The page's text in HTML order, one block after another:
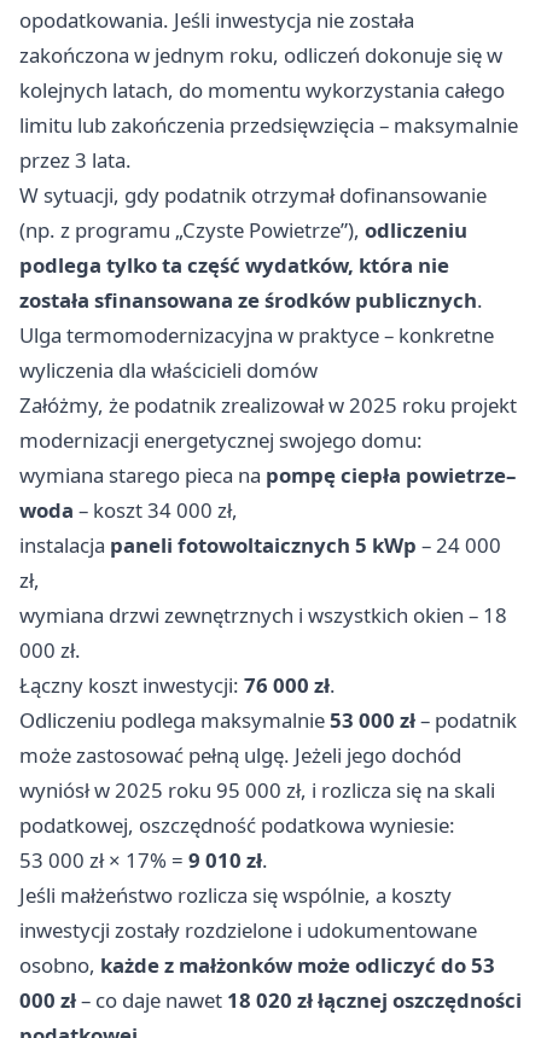
opodatkowania. Jeśli inwestycja nie została
zakończona w jednym roku, odliczeń dokonuje się w
kolejnych latach, do momentu wykorzystania całego
limitu lub zakończenia przedsięwzięcia – maksymalnie
przez 3 lata.
W sytuacji, gdy podatnik otrzymał dofinansowanie
(np. z programu „Czyste Powietrze”), odliczeniu
podlega tylko ta część wydatków, która nie
została sfinansowana ze środków publicznych.
Ulga termomodernizacyjna w praktyce – konkretne
wyliczenia dla właścicieli domów
Załóżmy, że podatnik zrealizował w 2025 roku projekt
modernizacji energetycznej swojego domu:
wymiana starego pieca na pompę ciepła powietrze–
woda – koszt 34 000 zł,
instalacja paneli fotowoltaicznych 5 kWp – 24 000
zł,
wymiana drzwi zewnętrznych i wszystkich okien – 18
000 zł.
Łączny koszt inwestycji: 76 000 zł.
Odliczeniu podlega maksymalnie53 000 zł– podatnik
może zastosować pełną ulgę. Jeżeli jego dochód
wyniósł w 2025 roku 95 000 zł, i rozlicza się na skali
podatkowej, oszczędność podatkowa wyniesie:
53 000 zł × 17% = 9 010 zł.
Jeśli małżeństwo rozlicza się wspólnie, a koszty
inwestycji zostały rozdzielone i udokumentowane
osobno, każde z małżonków może odliczyć do 53
000 zł– co daje nawet 18 020 zł łącznej oszczędności